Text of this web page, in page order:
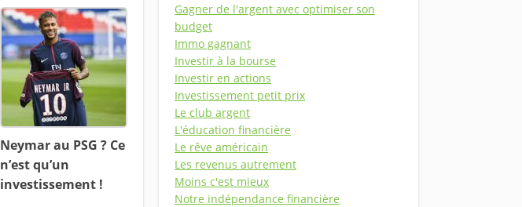
Neymar au PSG ? Ce
n’est qu’un
investissement !
Gagner de l'argent avec optimiser son
budget
Immo gagnant
Investir à la bourse
Investir en actions
Investissement petit prix
Le club argent
L'éducation financière
Le rêve américain
Les revenus autrement
Moins c'est mieux
Notre indépendance financière